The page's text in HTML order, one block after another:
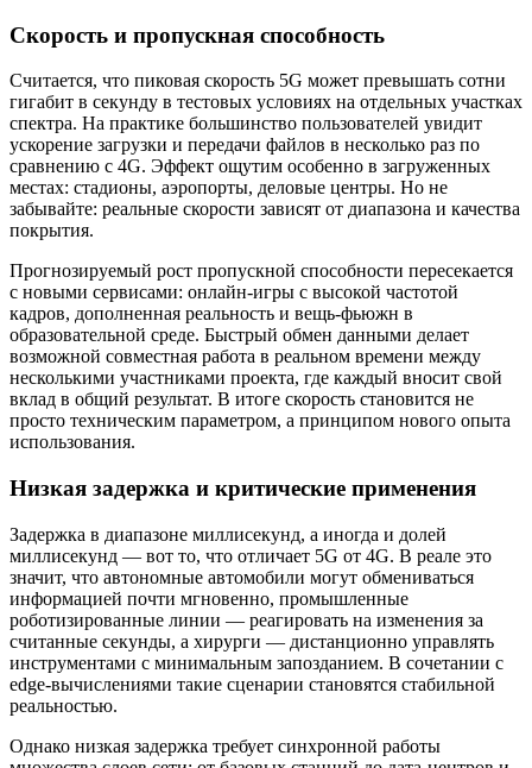
Скорость и пропускная способность
Считается, что пиковая скорость 5G может превышать сотни
гигабит в секунду в тестовых условиях на отдельных участках
спектра. На практике большинство пользователей увидит
ускорение загрузки и передачи файлов в несколько раз по
сравнению с 4G. Эффект ощутим особенно в загруженных
местах: стадионы, аэропорты, деловые центры. Но не
забывайте: реальные скорости зависят от диапазона и качества
покрытия.
Прогнозируемый рост пропускной способности пересекается
с новыми сервисами: онлайн-игры с высокой частотой
кадров, дополненная реальность и вещь-фьюжн в
образовательной среде. Быстрый обмен данными делает
возможной совместная работа в реальном времени между
несколькими участниками проекта, где каждый вносит свой
вклад в общий результат. В итоге скорость становится не
просто техническим параметром, а принципом нового опыта
использования.
Низкая задержка и критические применения
Задержка в диапазоне миллисекунд, а иногда и долей
миллисекунд — вот то, что отличает 5G от 4G. В реале это
значит, что автономные автомобили могут обмениваться
информацией почти мгновенно, промышленные
роботизированные линии — реагировать на изменения за
считанные секунды, а хирурги — дистанционно управлять
инструментами с минимальным запозданием. В сочетании с
edge-вычислениями такие сценарии становятся стабильной
реальностью.
Однако низкая задержка требует синхронной работы